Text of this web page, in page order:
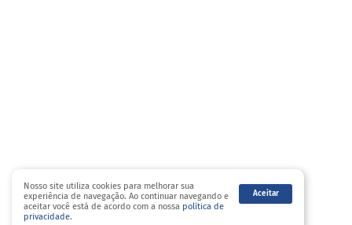
Nosso site utiliza cookies para melhorar sua
experiência de navegação. Ao continuar navegando e
aceitar você está de acordo com a nossa política de
privacidade.
Aceitar